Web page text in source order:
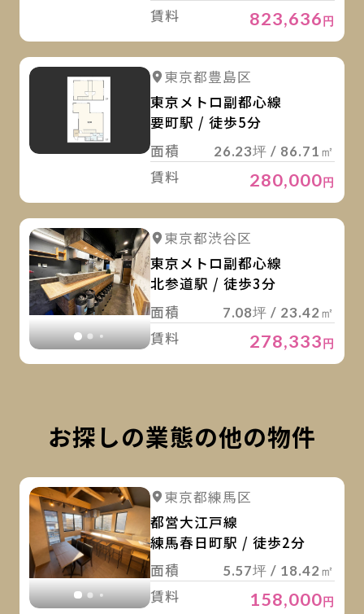
賃料 823,636円
詳細を見る
東京都豊島区
東京メトロ副都心線
要町駅 / 徒歩5分
面積
26.23坪 / 86.71㎡
賃料 280,000円
詳細を見る
東京都渋谷区
東京メトロ副都心線
北参道駅 / 徒歩3分
面積
7.08坪 / 23.42㎡
賃料 278,333円
お探しの業態の他の物件
詳細を見る
東京都練馬区
都営大江戸線
練馬春日町駅 / 徒歩2分
面積
5.57坪 / 18.42㎡
賃料 158,000円